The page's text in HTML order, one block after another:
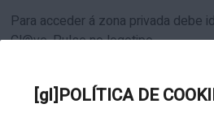
[gl]POLÍTICA DE
CARTAFOL
Para acceder á zona privada debe
Cl@ve. Pulse no logotipo